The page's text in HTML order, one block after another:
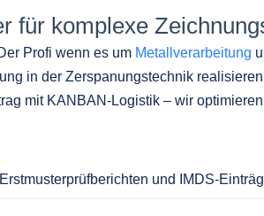
für komplexe
Profi wenn es um Metallverarbeitung
in der Zerspanungstechnik
mit KANBAN-Logistik – wir
und IMDS-